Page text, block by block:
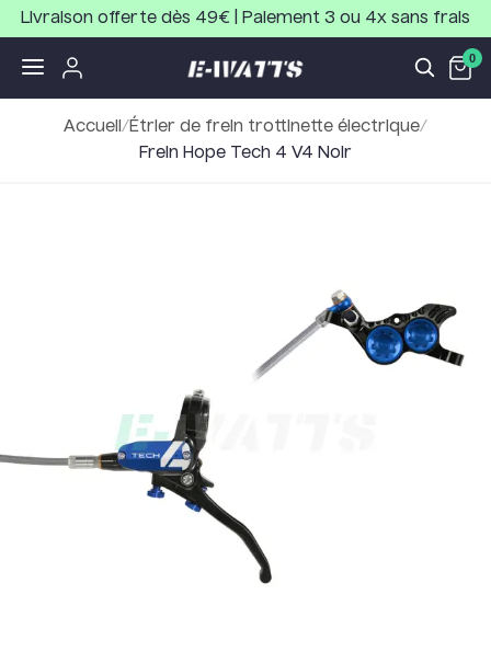
Livraison offerte dès 49€ | Paiement 3 ou 4x sans frais
0
Accueil / Étrier de frein trottinette électrique/
Frein Hope Tech 4 V4 Noir